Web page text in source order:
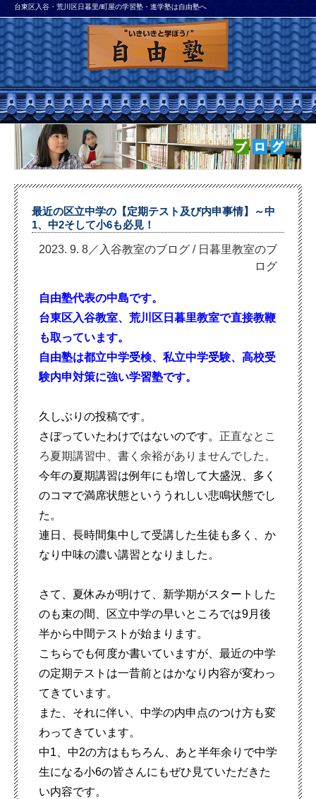
台東区入谷・荒川区日暮里/町屋の学習塾・進学塾は自由塾へ
最近の区立中学の【定期テスト及び内申事情】～中
1、中2そして小6も必見！
2023. 9. 8／入谷教室のブログ / 日暮里教室のブ
ログ
自由塾代表の中島です。
台東区入谷教室、荒川区日暮里教室で直接教鞭
も取っています。
自由塾は都立中学受検、私立中学受験、高校受
験内申対策に強い学習塾です。
久しぶりの投稿です。
さぼっていたわけではないのです。 正直なとこ
ろ夏期講習中、書く余裕がありませんでした。
今年の夏期講習は例年にも増して大盛況、多く
のコマで満席状態といううれしい悲鳴状態でし
た。
連日、長時間集中して受講した生徒も多く、か
なり中味の濃い講習となりました。
さて、夏休みが明けて、新学期がスタートした
のも束の間、区立中学の早いところでは9月後
半から中間テストが始まります。
こちらでも何度か書いていますが、最近の中学
の定期テストは一昔前とはかなり内容が変わっ
てきています。
また、それに伴い、中学の内申点のつけ方も変
わってきています。
中1、中2の方はもちろん、あと半年余りで中学
生になる小6の皆さんにもぜひ見ていただきた
い内容です。